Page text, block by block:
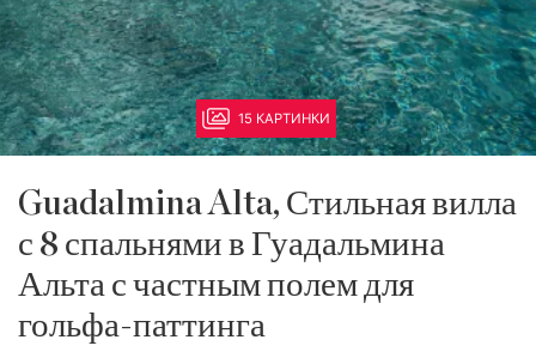
15 КАРТИНКИ
Guadalmina Alta, Стильная вилла
с 8 спальнями в Гуадальмина
Альта с частным полем для
гольфа-паттинга